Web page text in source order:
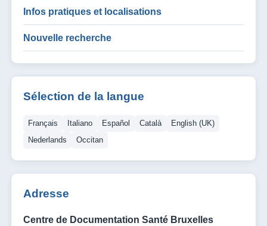
Infos pratiques et localisations
Nouvelle recherche
Sélection de la langue
Français Italiano Español Català
English (UK)
Nederlands
Occitan
Adresse
Centre de Documentation Santé Bruxelles